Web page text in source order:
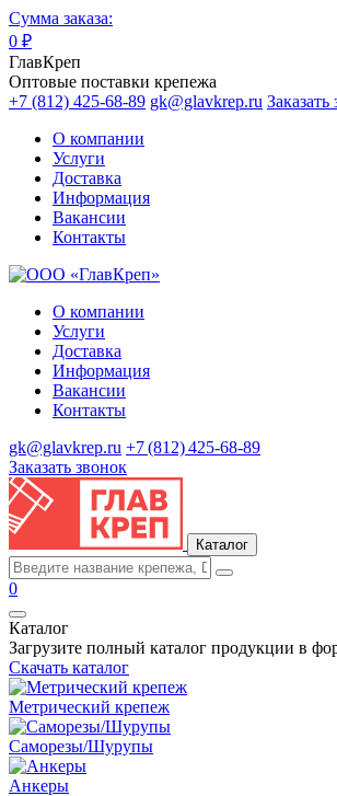
Сумма заказа:
0 ₽
ГлавКреп
Оптовые поставки крепежа
+7 (812) 425-68-89 gk@glavkrep.ru Заказать
О компании
Услуги
Доставка
Информация
Вакансии
Контакты
О компании
Услуги
Доставка
Информация
Вакансии
Контакты
gk@glavkrep.ru +7 (812) 425-68-89
Заказать звонок
Каталог
0
Каталог
Загрузите полный каталог продукции в
Скачать каталог
Метрический крепеж
Саморезы/Шурупы
Анкеры